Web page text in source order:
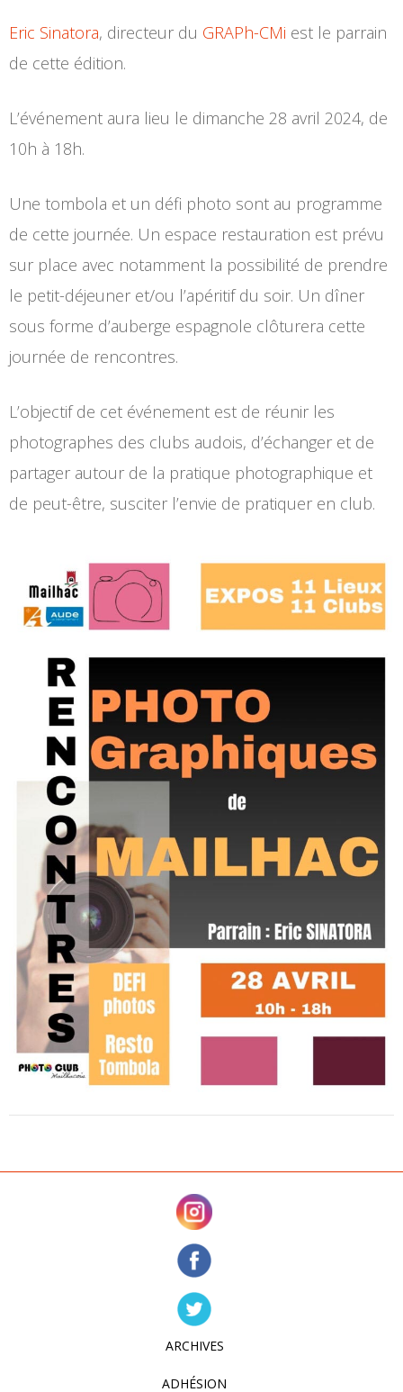
Eric Sinatora, directeur du GRAPh-CMi est le parrain
de cette édition.
L’événement aura lieu le dimanche 28 avril 2024, de
10h à 18h.
Une tombola et un défi photo sont au programme
de cette journée. Un espace restauration est prévu
sur place avec notamment la possibilité de prendre
le petit-déjeuner et/ou l’apéritif du soir. Un dîner
sous forme d’auberge espagnole clôturera cette
journée de rencontres.
L’objectif de cet événement est de réunir les
photographes des clubs audois, d’échanger et de
partager autour de la pratique photographique et
de peut-être, susciter l’envie de pratiquer en club.
ARCHIVES
ADHÉSION